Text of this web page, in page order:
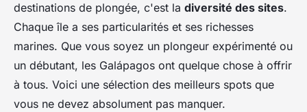
destinations de plongée, c'est la diversité des sites.
Chaque île a ses particularités et ses richesses
marines. Que vous soyez un plongeur expérimenté ou
un débutant, les Galápagos ont quelque chose à offrir
à tous. Voici une sélection des meilleurs spots que
vous ne devez absolument pas manquer.